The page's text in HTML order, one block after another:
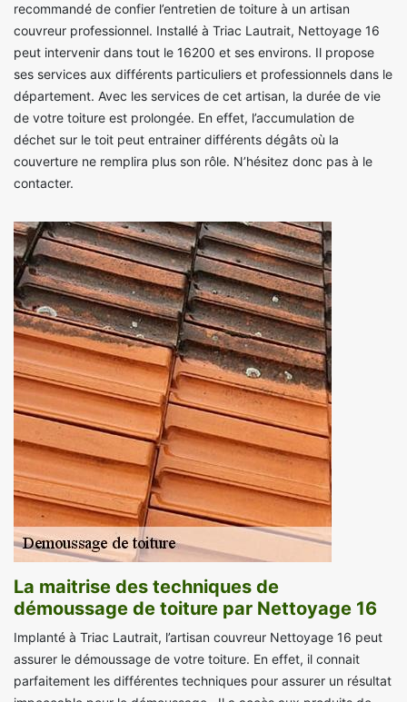
recommandé de confier l’entretien de toiture à un artisan
couvreur professionnel. Installé à Triac Lautrait, Nettoyage 16
peut intervenir dans tout le 16200 et ses environs. Il propose
ses services aux différents particuliers et professionnels dans le
département. Avec les services de cet artisan, la durée de vie
de votre toiture est prolongée. En effet, l’accumulation de
déchet sur le toit peut entrainer différents dégâts où la
couverture ne remplira plus son rôle. N’hésitez donc pas à le
contacter.
La maitrise des techniques de
démoussage de toiture par Nettoyage 16
Implanté à Triac Lautrait, l’artisan couvreur Nettoyage 16 peut
assurer le démoussage de votre toiture. En effet, il connait
parfaitement les différentes techniques pour assurer un résultat